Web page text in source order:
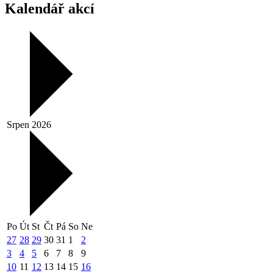
Kalendář akcí
Srpen 2026
Po Út St Čt Pá So Ne
27 28 29 30 31 1
2
3
4 5 6 7 8
9
10 11 12 13 14 15 16